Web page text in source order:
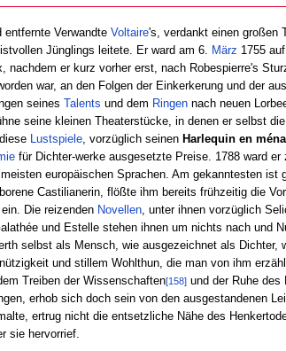
entfernte Verwandte Voltaire's, verdankt einen großen
Jünglings leitete. Er ward am 6. März 1755
nachdem er kurz vorher erst, nach Robespierre's
war, an den Folgen der Einkerkerung und der
seines Talents und dem Ringennach neuen
seine kleinen Theaterstücke, in denen er selbst
Lustspiele, vorzüglich seinen Harlequin en
für Dichter-werke ausgesetzte Preise. 1788 ward
europäischen Sprachen. Am gekanntesten ist
Castilianerin, flößte ihm bereits frühzeitig die
Die reizenden Novellen, unter ihnen vorzüglich
und Estelle stehen ihnen um nichts nach und
selbst als Mensch, wie ausgezeichnet als Dichter,
und stillem Wohlthun, die man von ihm
Treiben der Wissenschaften[158]und der Ruhe des
erhob sich doch sein von den ausgestandenen
ertrug nicht die entsetzliche Nähe des
sie hervorrief.